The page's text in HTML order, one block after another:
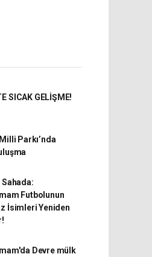
SICAK GELİŞME!
Parkı’nda
Sahada:
Futbolunun
İsimleri Yeniden
Devre mülk